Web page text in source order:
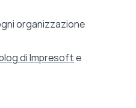
organizzazione
di Impresofte